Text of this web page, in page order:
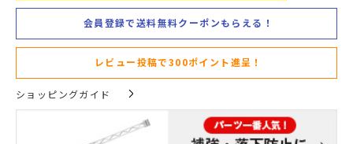
会員登録で送料無料クーポンもらえる！
レビュー投稿で300ポイント進呈！
ショッピングガイド